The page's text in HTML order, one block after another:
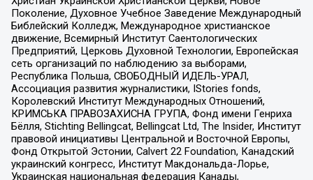
Поколение, Духовное Учебное Заведение Международный
Библейский Колледж, Международное христианское
движение, Всемирный Институт Саентологических
Предприятий, Церковь Духовной Технологии, Европейская
сеть организаций по наблюдению за выборами,
Республика Польша, СВОБОДНЫЙ ИДЕЛЬ-УРАЛ,
Ассоциация развития журналистики, IStories fonds,
Королевский Институт Международных Отношений,
КРИМСЬКА ПРАВОЗАХИСНА ГРУПА, Фонд имени Генриха
Бёлля, Stichting Bellingcat, Bellingcat Ltd, The Insider, Институт
правовой инициативы Центральной и Восточной Европы,
Фонд Открытой Эстонии, Calvert 22 Foundation, Канадский
украинский конгресс, Институт Макдональда-Лорье,
Украинская национальная федерация Канады,